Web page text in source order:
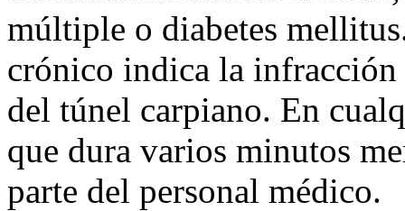
múltiple o diabetes
crónico indica la
del túnel carpiano. En
que dura varios minutos
parte del personal médico.